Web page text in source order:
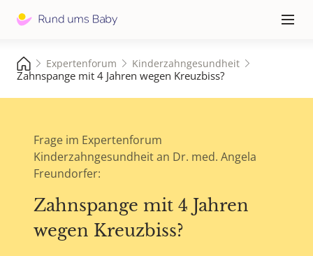
≡
Expertenforum Kinderzahngesundheit
Zahnspange mit 4 Jahren wegen Kreuzbiss?
Frage im Expertenforum
Kinderzahngesundheit an Dr. med. Angela
Freundorfer:
Zahnspange mit 4 Jahren
wegen Kreuzbiss?